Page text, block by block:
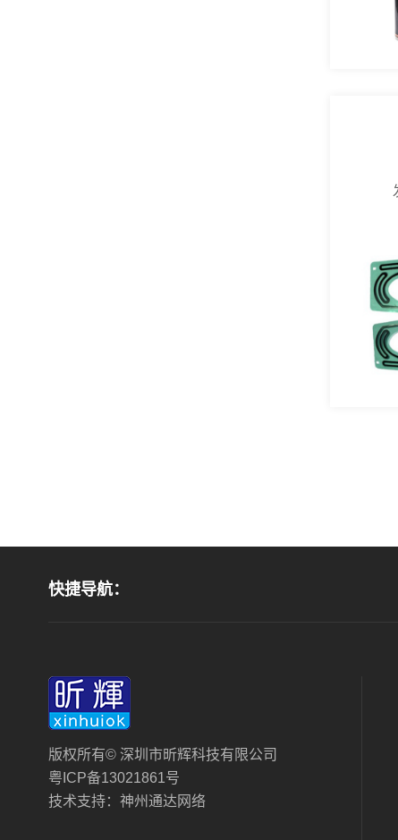
快捷导航：
版权所有© 深圳市昕辉科技有限公司
粤ICP备13021861号
技术支持： 神州通达网络